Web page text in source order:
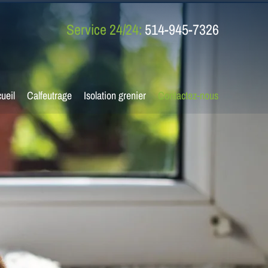
Service 24/24: 514-945-7326
Calfeutrage Isolation grenier Contactez-nous